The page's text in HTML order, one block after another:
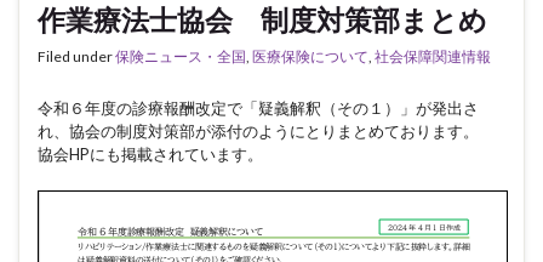
作業療法士協会 制度対策部まとめ
Filed under保険ニュース・全国 医療保険について 社会保障関連情報
令和６年度の診療報酬改定で「疑義解釈（その１）」が発出さ
れ、協会の制度対策部が添付のようにとりまとめております。
協会HPにも掲載されています。